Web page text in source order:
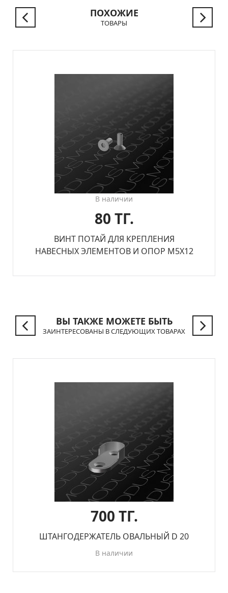
ПОХОЖИЕ
ТОВАРЫ
В наличии
80 ТГ.
ВИНТ ПОТАЙ ДЛЯ КРЕПЛЕНИЯ
НАВЕСНЫХ ЭЛЕМЕНТОВ И ОПОР М5Х12
ВЫ ТАКЖЕ МОЖЕТЕ БЫТЬ
ЗАИНТЕРЕСОВАНЫ В СЛЕДУЮЩИХ ТОВАРАХ
700 ТГ.
ШТАНГОДЕРЖАТЕЛЬ ОВАЛЬНЫЙ D 20
В наличии